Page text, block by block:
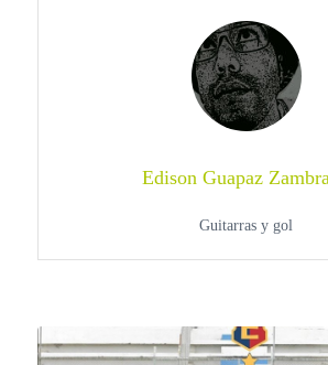
Edison Guapaz
Guitarras y gol